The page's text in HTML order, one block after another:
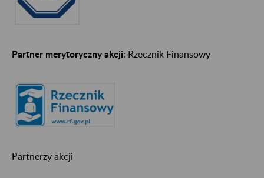
Partner merytoryczny akcji: Rzecznik Finansowy
Partnerzy akcji